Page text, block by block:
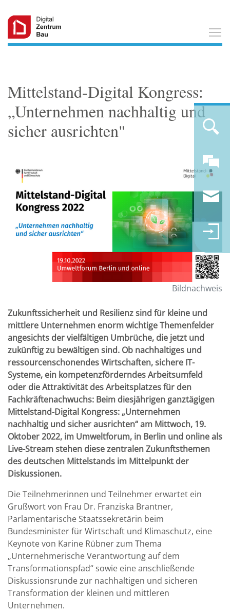
Mittelstand-Digital Kongress:
„Unternehmen nachhaltig und
sicher ausrichten"
Bildnachweis
Zukunftssicherheit und Resilienz sind für kleine und
mittlere Unternehmen enorm wichtige Themenfelder
angesichts der vielfältigen Umbrüche, die jetzt und
zukünftig zu bewältigen sind. Ob nachhaltiges und
ressourcenschonendes Wirtschaften, sichere IT-
Systeme, ein kompetenzförderndes Arbeitsumfeld
oder die Attraktivität des Arbeitsplatzes für den
Fachkräftenachwuchs: Beim diesjährigen ganztägigen
Mittelstand-Digital Kongress: „Unternehmen
nachhaltig und sicher ausrichten“ am Mittwoch, 19.
Oktober 2022, im Umweltforum, in Berlin und online als
Live-Stream stehen diese zentralen Zukunftsthemen
des deutschen Mittelstands im Mittelpunkt der
Diskussionen.
Die Teilnehmerinnen und Teilnehmer erwartet ein
Grußwort von Frau Dr. Franziska Brantner,
Parlamentarische Staatssekretärin beim
Bundesminister für Wirtschaft und Klimaschutz, eine
Keynote von Karine Rübner zum Thema
„Unternehmerische Verantwortung auf dem
Transformationspfad“ sowie eine anschließende
Diskussionsrunde zur nachhaltigen und sicheren
Transformation der kleinen und mittleren
Unternehmen.